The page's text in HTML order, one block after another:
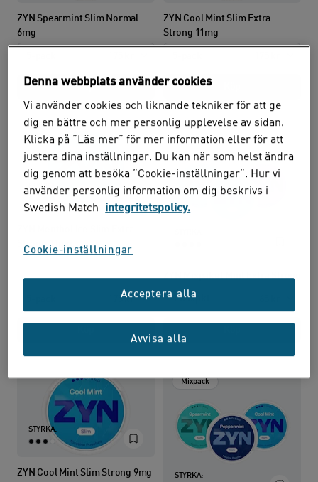
ZYN Spearmint Slim Normal
6mg
Köp
ZYN Cool Mint Slim Extra
Strong 11mg
STYRKA:
Strong 11mg
175 kr
Mixpack
1 mixpkt
STYRKA:
ZYN Cool Mint Slim Strong 9mg STYRKA:
Mixpack
Denna webbplats använder cookies
Vi använder cookies och liknande tekniker för att ge
dig en bättre och mer personlig upplevelse av sidan.
Klicka på ”Läs mer” för mer information eller för att
justera dina inställningar. Du kan när som helst ändra
dig genom att besöka ”Cookie-inställningar”. Hur vi
använder personlig information om dig beskrivs i
Swedish Match
integritetspolicy.
Cookie-inställningar
Acceptera alla
Avvisa alla